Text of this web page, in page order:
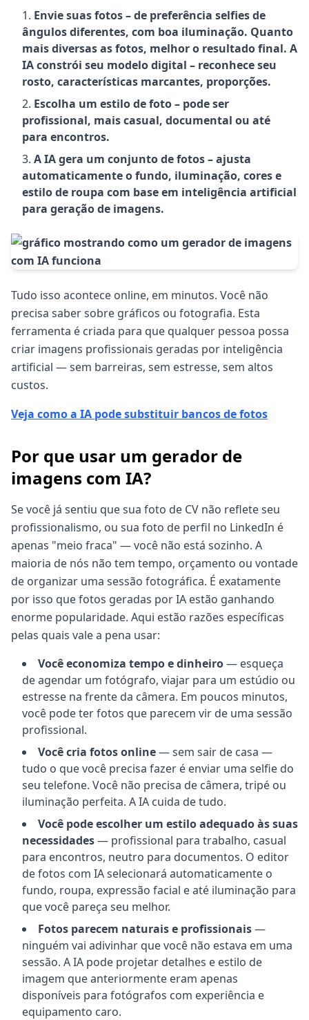
Envie suas fotos – de preferência selfies de
ângulos diferentes, com boa iluminação. Quanto
mais diversas as fotos, melhor o resultado final. A
IA constrói seu modelo digital – reconhece seu
rosto, características marcantes, proporções.
Escolha um estilo de foto – pode ser
profissional, mais casual, documental ou até
para encontros.
A IA gera um conjunto de fotos – ajusta
automaticamente o fundo, iluminação, cores e
estilo de roupa com base em inteligência artificial
para geração de imagens.
Tudo isso acontece online, em minutos. Você não
precisa saber sobre gráficos ou fotografia. Esta
ferramenta é criada para que qualquer pessoa possa
criar imagens profissionais geradas por inteligência
artificial — sem barreiras, sem estresse, sem altos
custos.
Veja como a IA pode substituir bancos de fotos
Por que usar um gerador de
imagens com IA?
Se você já sentiu que sua foto de CV não reflete seu
profissionalismo, ou sua foto de perfil no LinkedIn é
apenas "meio fraca" — você não está sozinho. A
maioria de nós não tem tempo, orçamento ou vontade
de organizar uma sessão fotográfica. É exatamente
por isso que fotos geradas por IA estão ganhando
enorme popularidade. Aqui estão razões específicas
pelas quais vale a pena usar:
Você economiza tempo e dinheiro— esqueça
de agendar um fotógrafo, viajar para um estúdio ou
estresse na frente da câmera. Em poucos minutos,
você pode ter fotos que parecem vir de uma sessão
profissional.
Você cria fotos online— sem sair de casa —
tudo o que você precisa fazer é enviar uma selfie do
seu telefone. Você não precisa de câmera, tripé ou
iluminação perfeita. A IA cuida de tudo.
Você pode escolher um estilo adequado às suas
necessidades— profissional para trabalho, casual
para encontros, neutro para documentos. O editor
de fotos com IA selecionará automaticamente o
fundo, roupa, expressão facial e até iluminação para
que você pareça seu melhor.
Fotos parecem naturais e profissionais—
ninguém vai adivinhar que você não estava em uma
sessão. A IA pode projetar detalhes e estilo de
imagem que anteriormente eram apenas
disponíveis para fotógrafos com experiência e
equipamento caro.